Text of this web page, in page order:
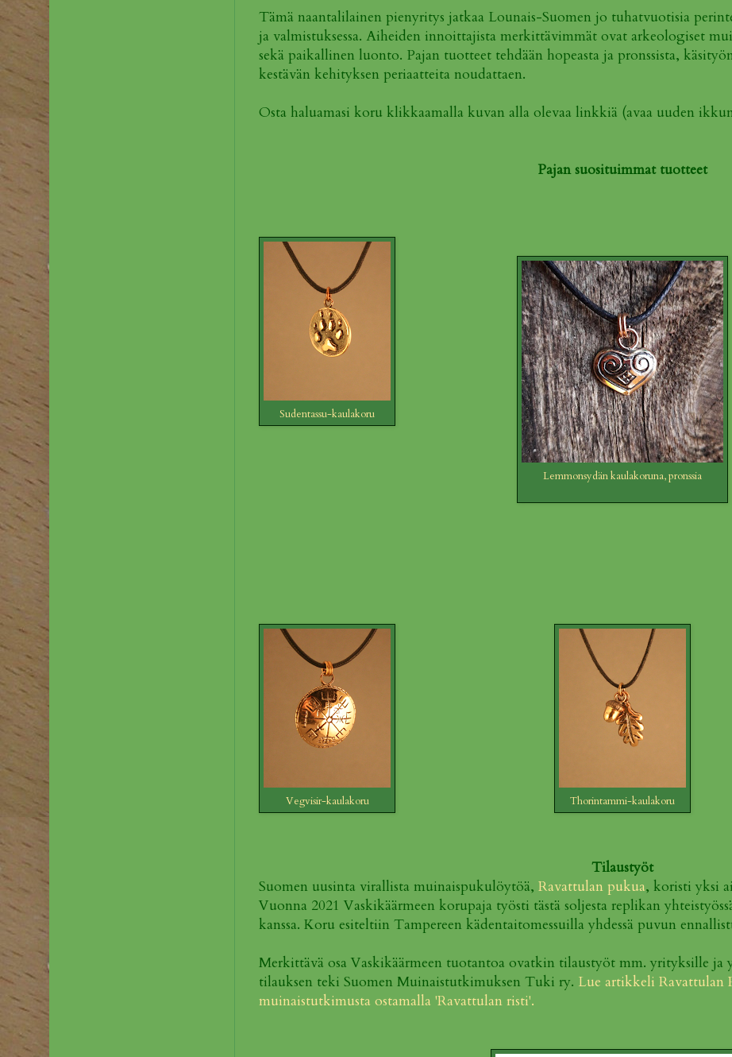
Tämä naantalilainen pienyritys jatkaa Lounais-Suomen jo tuhatvuotisia
ja valmistuksessa. Aiheiden innoittajista merkittävimmät ovat arkeologiset
sekä paikallinen luonto. Pajan tuotteet tehdään hopeasta ja pronssista,
kestävän kehityksen periaatteita noudattaen.
Osta haluamasi koru klikkaamalla kuvan alla olevaa linkkiä (avaa uuden
Pajan suosituimmat tuotteet
Sudentassu-kaulakoru
Lemmonsydän kaulakoruna, pronssia
Vegvisir-kaulakoru Thorintammi-kaulakoru
Tilaustyöt
Suomen uusinta virallista muinaispukulöytöä, Ravattulan pukua, koristi yksi
Vuonna 2021 Vaskikäärmeen korupaja työsti tästä soljesta replikan
kanssa. Koru esiteltiin Tampereen kädentaitomessuilla yhdessä puvun
Merkittävä osa Vaskikäärmeen tuotantoa ovatkin tilaustyöt mm. yrityksille ja
tilauksen teki Suomen Muinaistutkimuksen Tuki ry. Lue artikkeli Ravattulan
muinaistutkimusta ostamalla 'Ravattulan risti'.